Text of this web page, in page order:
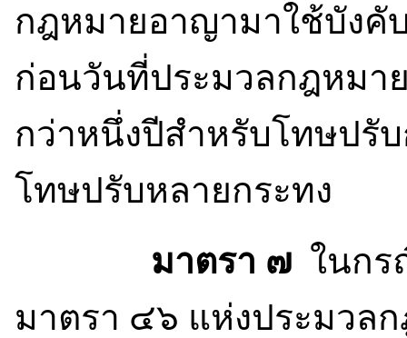
กฎหมายอาญามาใช้บังคั
ก่อนวันที่ประมวลกฎหมา
กว่าหนึ่งปีสำหรับโทษปรั
โทษปรับหลายกระทง
มาตรา ๗ ในกร
มาตรา ๔๖ แห่งประมว